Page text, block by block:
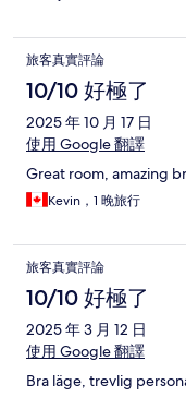
旅客真實評論
10/10 好極了
2025 年 10 月 17 日
使用 Google 翻譯
Great room, amazing
Kevin，1 晚旅行
旅客真實評論
10/10 好極了
2025 年 3 月 12 日
使用 Google 翻譯
Bra läge, trevlig